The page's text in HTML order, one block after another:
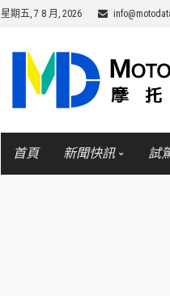
星期五, 7 8 月, 2026
首頁 新聞快訊 試